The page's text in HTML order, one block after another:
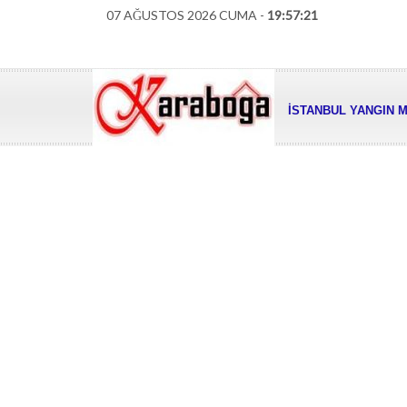
07 AĞUSTOS 2026 CUMA - 19:57:22
İSTANBUL YANGIN